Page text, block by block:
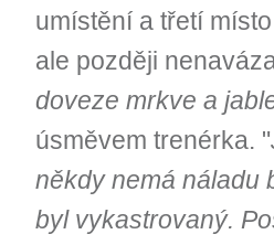
umístění a třetí
ale později
doveze mrkve a
úsměvem trenérka. "
někdy nemá náladu
byl vykastrovaný.